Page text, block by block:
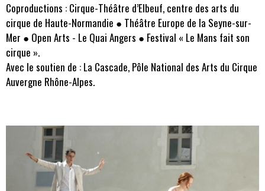
Coproductions : Cirque-Théâtre d’Elbeuf, centre des arts du
cirque de Haute-Normandie ● Théâtre Europe de la Seyne-sur-
Mer ● Open Arts - Le Quai Angers ● Festival « Le Mans fait son
cirque ».
Avec le soutien de : La Cascade, Pôle National des Arts du Cirque
Auvergne Rhône-Alpes.